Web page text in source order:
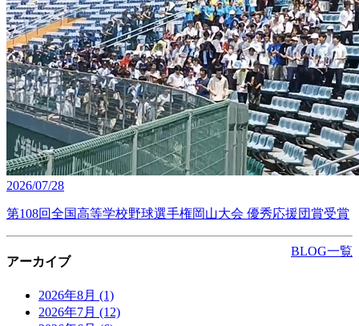
2026/07/28
第108回全国高等学校野球選手権岡山大会 優秀応援団賞受賞
BLOG一覧
アーカイブ
2026年8月 (1)
2026年7月 (12)